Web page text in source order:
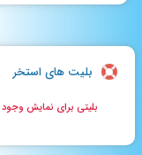
بلیت های استخر
بلیتی برای نمایش